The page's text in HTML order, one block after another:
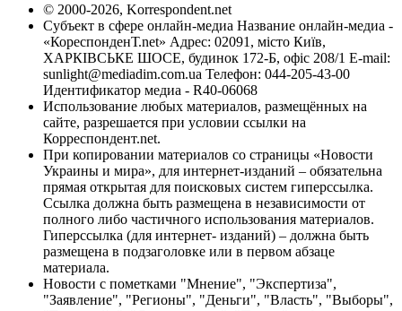
© 2000-2026, Korrespondent.net
Субъект в сфере онлайн-медиа Название онлайн-медиа -
«КореспонденТ.net» Адрес: 02091, місто Київ,
ХАРКІВСЬКЕ ШОСЕ, будинок 172-Б, офіс 208/1 E-mail:
sunlight@mediadim.com.ua Телефон: 044-205-43-00
Идентификатор медиа - R40-06068
Использование любых материалов, размещённых на
сайте, разрешается при условии ссылки на
Корреспондент.net.
При копировании материалов со страницы «Новости
Украины и мира», для интернет-изданий – обязательна
прямая открытая для поисковых систем гиперссылка.
Ссылка должна быть размещена в независимости от
полного либо частичного использования материалов.
Гиперссылка (для интернет- изданий) – должна быть
размещена в подзаголовке или в первом абзаце
материала.
Новости с пометками "Мнение", "Экспертиза",
"Заявление", "Регионы", "Деньги", "Власть", "Выборы",